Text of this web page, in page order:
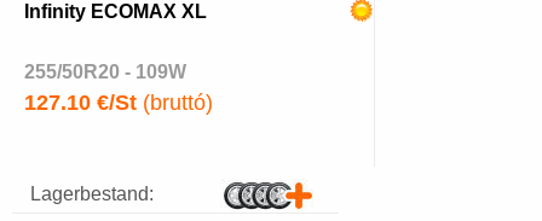
Infinity ECOMAX XL
255/50R20 - 109W
127.10 €/St (bruttó)
Lagerbestand: